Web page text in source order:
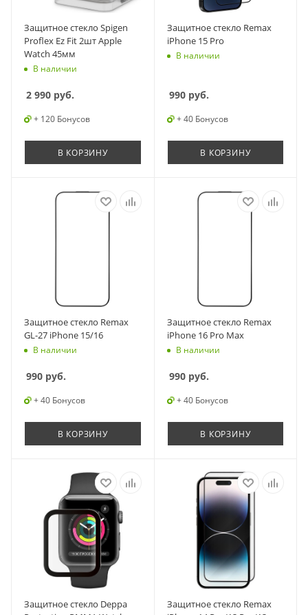
Защитное стекло Spigen
Proflex Ez Fit 2шт Apple
Watch 45мм
В наличии
2 990 руб.
+ 120 Бонусов
В КОРЗИНУ
Защитное стекло Remax
iPhone 15 Pro
В наличии
990руб.
+ 40 Бонусов
В КОРЗИНУ
Защитное стекло Remax
GL-27 iPhone 15/16
В наличии
990 руб.
+ 40 Бонусов
В КОРЗИНУ
Защитное стекло Remax
iPhone 16 Pro Max
В наличии
990руб.
+ 40 Бонусов
В КОРЗИНУ
Защитное стекло Deppa
Защитное стекло Remax